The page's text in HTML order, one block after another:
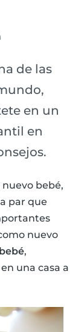
de las
en un
en
bebé,
par que
nuevo
,
una casa a